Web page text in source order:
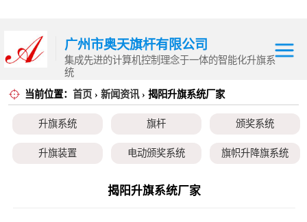
广州市奥天旗杆有限公司
集成先进的计算机控制理念于一体的智能化升旗系
统
当前位置： 首页 › 新闻资讯› 揭阳升旗系统厂家
升旗系统 旗杆 颁奖系统
升旗装置 电动颁奖系统 旗帜升降旗系统
升降旗系统
揭阳升旗系统厂家
升旗系统
颁奖系统